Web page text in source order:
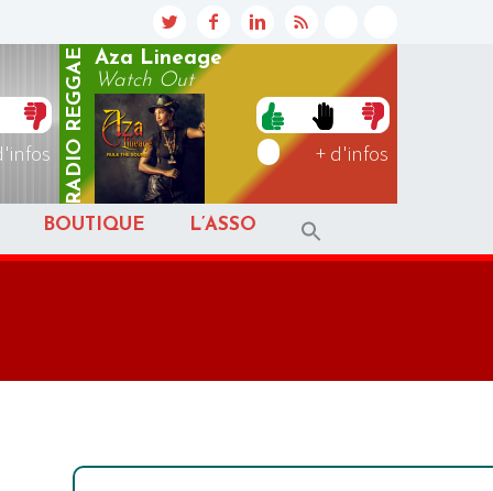
RADIO
REGGAE
Aza Lineage
Watch Out
+ d'infos
BOUTIQUE L’ASSO